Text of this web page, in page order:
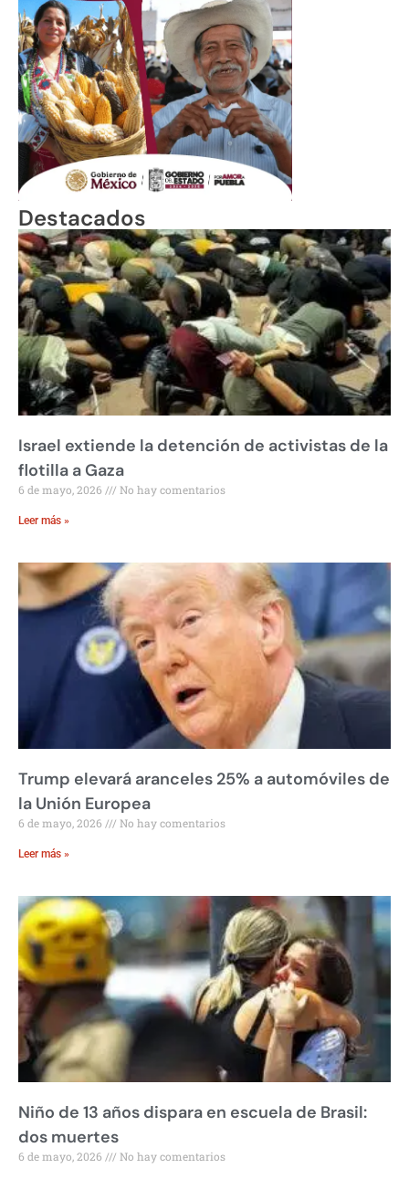
Destacados
Israel extiende la detención de activistas de la
flotilla a Gaza
6 de mayo, 2026 No hay comentarios
Leer más »
Trump elevará aranceles 25% a automóviles de
la Unión Europea
6 de mayo, 2026 No hay comentarios
Leer más »
Niño de 13 años dispara en escuela de Brasil:
dos muertes
6 de mayo, 2026 No hay comentarios